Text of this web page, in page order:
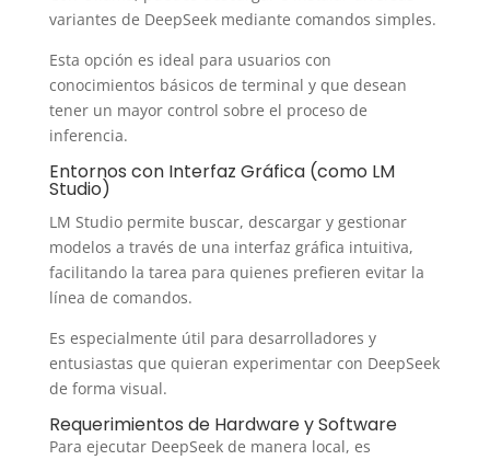
variantes de DeepSeek mediante comandos simples.
Esta opción es ideal para usuarios con
conocimientos básicos de terminal y que desean
tener un mayor control sobre el proceso de
inferencia.
Entornos con Interfaz Gráfica (como LM
Studio)
LM Studio permite buscar, descargar y gestionar
modelos a través de una interfaz gráfica intuitiva,
facilitando la tarea para quienes prefieren evitar la
línea de comandos.
Es especialmente útil para desarrolladores y
entusiastas que quieran experimentar con DeepSeek
de forma visual.
Requerimientos de Hardware y Software
Para ejecutar DeepSeek de manera local, es